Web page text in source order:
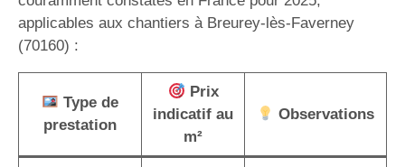
applicables aux chantiers à Breurey-lès-Faverney
(70160) :
Type de
prestation
Prix
indicatif au
m²
Observations